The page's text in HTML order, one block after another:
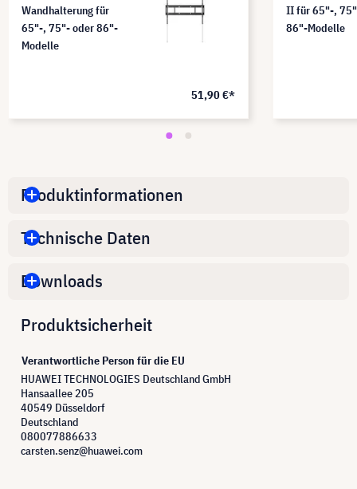
Wandhalterung für
65"-, 75"- oder 86"-
Modelle
51,90 €*
II für 65"-,
86"-Modelle
Produktinformationen
Technische Daten
Downloads
Produktsicherheit
Verantwortliche Person für die EU
HUAWEI TECHNOLOGIES Deutschland GmbH
Hansaallee 205
40549 Düsseldorf
Deutschland
080077886633
carsten.senz@huawei.com